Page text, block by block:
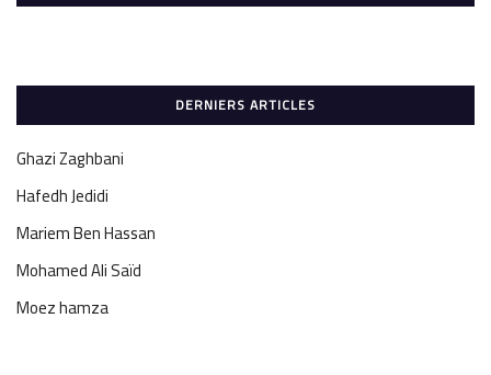
DERNIERS ARTICLES
Ghazi Zaghbani
Hafedh Jedidi
Mariem Ben Hassan
Mohamed Ali Saïd
Moez hamza